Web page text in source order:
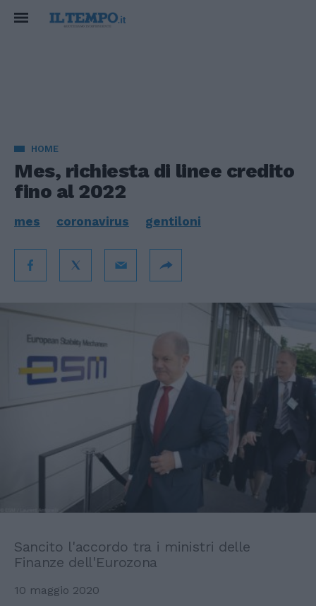
HOME
Mes, richiesta di linee credito
fino al 2022
mes coronavirus gentiloni
Sancito l'accordo tra i ministri delle
Finanze dell'Eurozona
10 maggio 2020